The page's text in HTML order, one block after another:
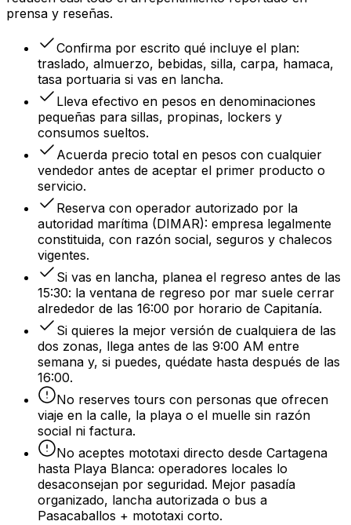
prensa y reseñas.
Confirma por escrito qué incluye el plan:
traslado, almuerzo, bebidas, silla, carpa, hamaca,
tasa portuaria si vas en lancha.
Lleva efectivo en pesos en denominaciones
pequeñas para sillas, propinas, lockers y
consumos sueltos.
Acuerda precio total en pesos con cualquier
vendedor antes de aceptar el primer producto o
servicio.
Reserva con operador autorizado por la
autoridad marítima (DIMAR): empresa legalmente
constituida, con razón social, seguros y chalecos
vigentes.
Si vas en lancha, planea el regreso antes de las
15:30: la ventana de regreso por mar suele cerrar
alrededor de las 16:00 por horario de Capitanía.
Si quieres la mejor versión de cualquiera de las
dos zonas, llega antes de las 9:00 AM entre
semana y, si puedes, quédate hasta después de las
16:00.
No reserves tours con personas que ofrecen
viaje en la calle, la playa o el muelle sin razón
social ni factura.
No aceptes mototaxi directo desde Cartagena
hasta Playa Blanca: operadores locales lo
desaconsejan por seguridad. Mejor pasadía
organizado, lancha autorizada o bus a
Pasacaballos + mototaxi corto.